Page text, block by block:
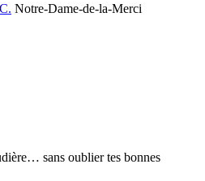
Notre-Dame-de-la-Merci
sans oublier tes bonnes